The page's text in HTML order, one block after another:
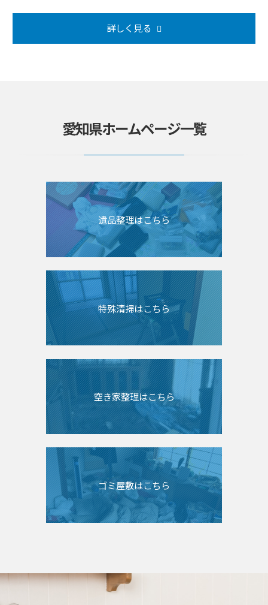
詳しく見る
愛知県ホームページ一覧
遺品整理はこちら
特殊清掃はこちら
空き家整理はこちら
ゴミ屋敷はこちら